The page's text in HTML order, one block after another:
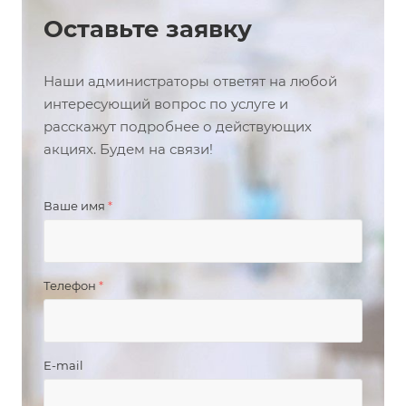
Оставьте заявку
Наши администраторы ответят на любой
интересующий вопрос по услуге и
расскажут подробнее о действующих
акциях. Будем на связи!
Ваше имя *
Телефон *
E-mail